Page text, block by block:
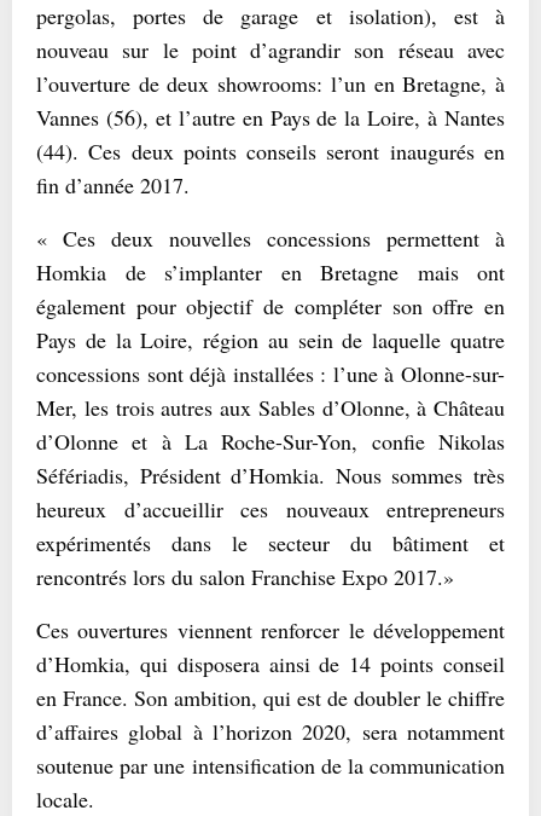
pergolas, portes de garage et isolation), est à
nouveau sur le point d’agrandir son réseau avec
l’ouverture de deux showrooms: l’un en Bretagne, à
Vannes (56), et l’autre en Pays de la Loire, à Nantes
(44). Ces deux points conseils seront inaugurés en
fin d’année 2017.
« Ces deux nouvelles concessions permettent à
Homkia de s’implanter en Bretagne mais ont
également pour objectif de compléter son offre en
Pays de la Loire, région au sein de laquelle quatre
concessions sont déjà installées : l’une à Olonne-sur-
Mer, les trois autres aux Sables d’Olonne, à Château
d’Olonne et à La Roche-Sur-Yon, confie Nikolas
Séfériadis, Président d’Homkia. Nous sommes très
heureux d’accueillir ces nouveaux entrepreneurs
expérimentés dans le secteur du bâtiment et
rencontrés lors du salon Franchise Expo 2017.»
Ces ouvertures viennent renforcer le développement
d’Homkia, qui disposera ainsi de 14 points conseil
en France. Son ambition, qui est de doubler le chiffre
d’affaires global à l’horizon 2020, sera notamment
soutenue par une intensification de la communication
locale.